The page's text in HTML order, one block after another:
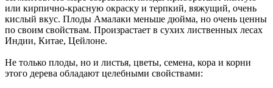
или кирпично-красную окраску и терпкий, вяжущий, очень
кислый вкус. Плоды Амалаки меньше дюйма, но очень ценны
по своим свойствам. Произрастает в сухих лиственных лесах
Индии, Китае, Цейлоне.
Не только плоды, но и листья, цветы, семена, кора и корни
этого дерева обладают целебными свойствами: